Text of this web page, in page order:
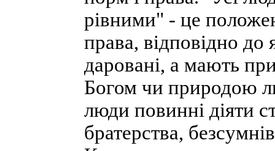
рівними" - це
права, відповідно до
даровані, а мають
Богом чи природою
люди повинні діяти
братерства,